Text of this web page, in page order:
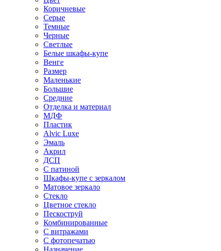
Коричневые
Серые
Темные
Черные
Светлые
Белые шкафы-купе
Венге
Размер
Маленькие
Большие
Средние
Отделка и материал
МДФ
Пластик
Alvic Luxe
Эмаль
Акрил
ДСП
С патиной
Шкафы-купе с зеркалом
Матовое зеркало
Стекло
Цветное стекло
Пескоструй
Комбинированные
С витражами
С фотопечатью
Назначение